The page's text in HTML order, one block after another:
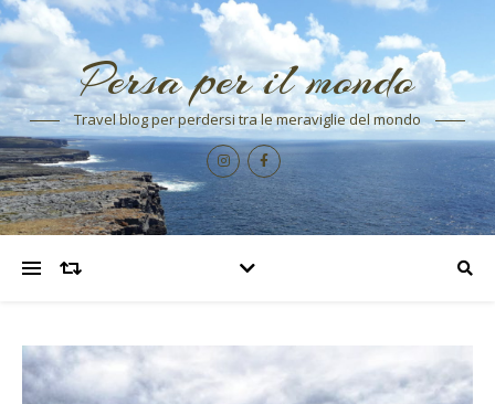
Persa per il mondo
Travel blog per perdersi tra le meraviglie del mondo